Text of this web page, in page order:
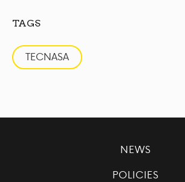
TAGS
TECNASA
NEWS
POLICIES